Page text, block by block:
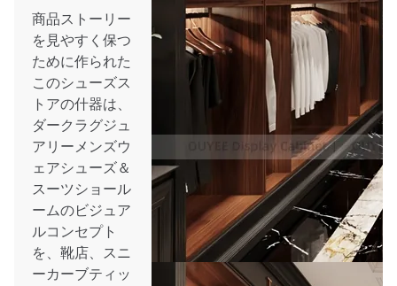
商品ストーリー
を見やすく保つ
ために作られた
このシューズス
トアの什器は、
ダークラグジュ
アリーメンズウ
ェアシューズ＆
スーツショール
ームのビジュア
ルコンセプト
を、靴店、スニ
ーカーブティッ